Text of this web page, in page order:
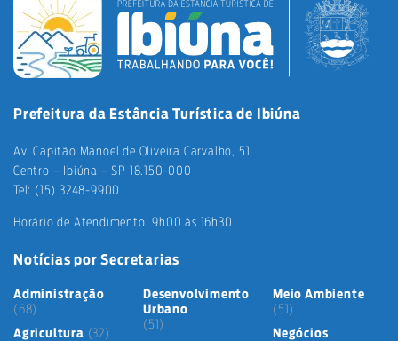
Prefeitura da Estância Turística de Ibiúna
Av. Capitão Manoel de Oliveira Carvalho, 51
Centro – Ibiúna – SP 18.150-000
Tel: (15) 3248-9900
Horário de Atendimento: 9h00 às 16h30
Notícias por Secretarias
Administração
(68)
Agricultura (32)
Desenvolvimento
Urbano
(51)
Meio Ambiente
(51)
Negócios